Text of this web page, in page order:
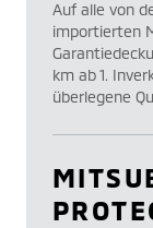
Auf alle von
importierten
km ab 1.
überlegene